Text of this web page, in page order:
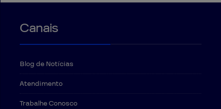
Canais
Blog de Notícias
Atendimento
Trabalhe Conosco